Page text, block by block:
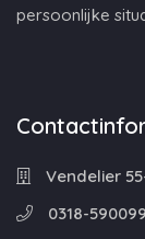
persoonlijke
Vendelier
0318-590099